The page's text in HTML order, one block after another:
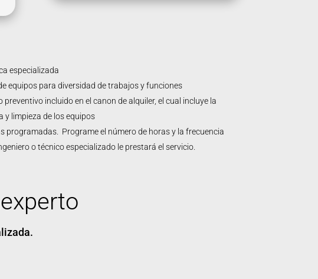
especializada
equipos para diversidad de trabajos y funciones
preventivo incluido en el canon de alquiler, el cual incluye la
y limpieza de los equipos
programadas. Programe el número de horas y la frecuencia
o técnico especializado le prestará el servicio.